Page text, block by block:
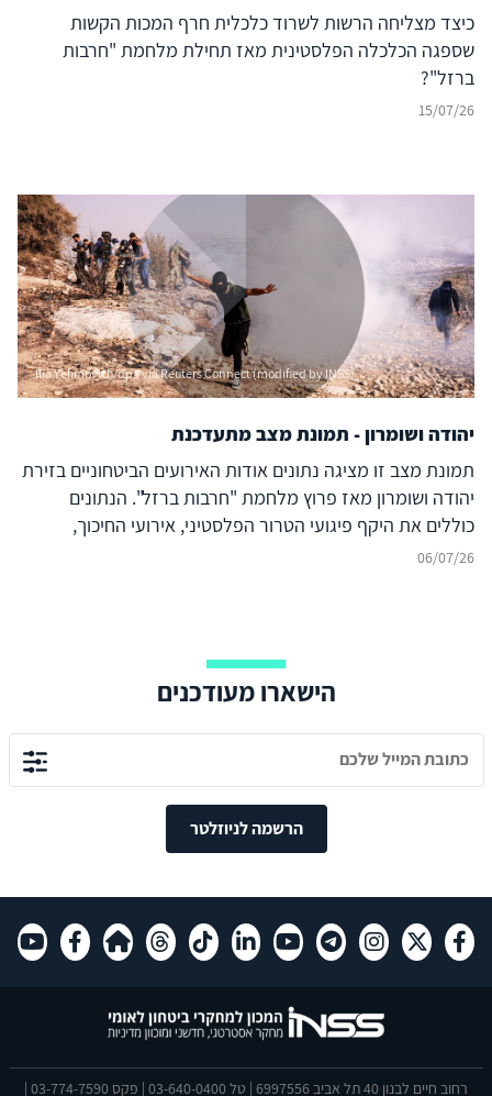
כיצד מצליחה הרשות לשרוד כלכלית חרף המכות הקשות
שספגה הכלכלה הפלסטינית מאז תחילת מלחמת "חרבות
ברזל"?
15/07/26
Ilia Yefimovich/dpa via Reuters Connect (modified by INSS)
יהודה ושומרון - תמונת מצב מתעדכנת
תמונת מצב זו מציגה נתונים אודות האירועים הביטחוניים בזירת
יהודה ושומרון מאז פרוץ מלחמת "חרבות ברזל". הנתונים
כוללים את היקף פיגועי הטרור הפלסטיני, אירועי החיכוך,
הנפגעים, הסיכולים והמעצרים בגזרה. הנתונים מבוססים על
06/07/26
הישארו מעודכנים
הרשמה לניוזלטר
רחוב חיים לבנון 40 תל אביב 6997556 | טל 03-640-0400 | פקס 03-774-7590 |